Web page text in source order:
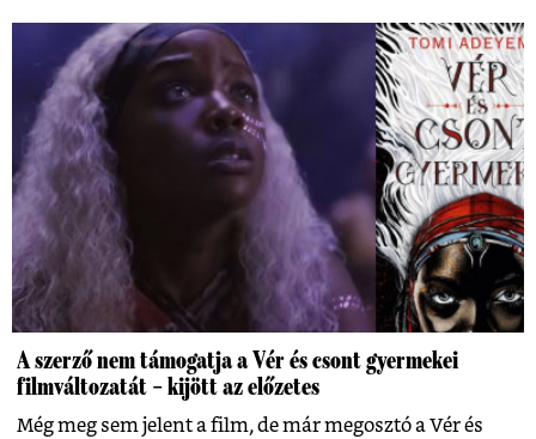
A szerző nem támogatja a Vér és csont gyermekei
filmváltozatát – kijött az előzetes
Még meg sem jelent a film, de már megosztó a Vér és